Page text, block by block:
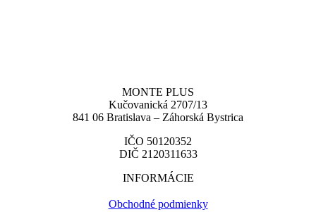
MONTE PLUS
Kučovanická 2707/13
841 06 Bratislava – Záhorská Bystrica
IČO 50120352
DIČ 2120311633
INFORMÁCIE
Obchodné podmienky